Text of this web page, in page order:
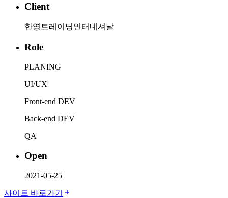
Client
한영트레이딩인터네셔날
Role
PLANING
UI/UX
Front-end DEV
Back-end DEV
QA
Open
2021-05-25
사이트 바로가기